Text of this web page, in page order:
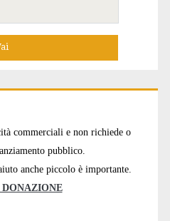
commerciali e non richiede o
pubblico.
anche piccolo è importante.